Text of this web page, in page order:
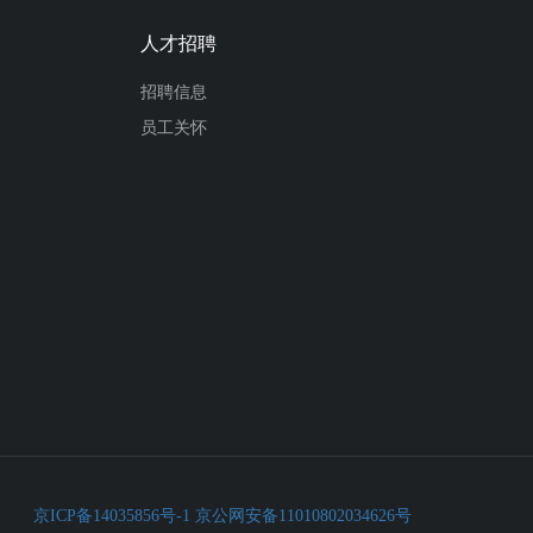
人才招聘
招聘信息
员工关怀
京ICP备14035856号-1 京公网安备11010802034626号